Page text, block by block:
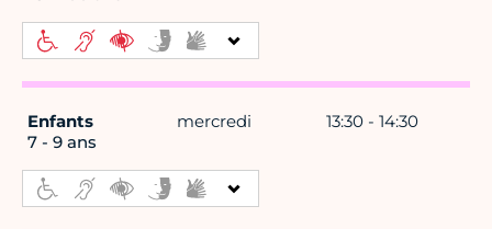
Enfants
7 - 9 ans
mercredi 13:30 - 14:30